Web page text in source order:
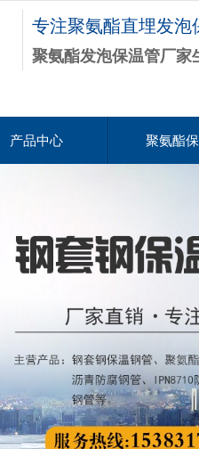
专注聚氨酯直埋发泡
聚氨酯发泡保温管厂家
产品中心 聚氨酯